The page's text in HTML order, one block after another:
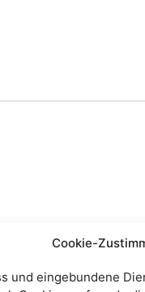
Cookie-
und eingebundene